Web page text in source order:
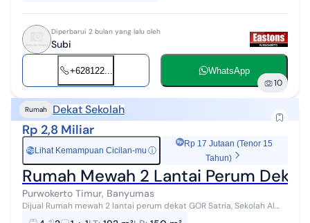
Diperbarui 2 bulan yang lalu oleh
Subi
+628122... WhatsApp
10
Rumah Dekat Sekolah
Rp 2,8 Miliar
Rp Lihat Kemampuan Cicilan-mu ⓘ
Rp 17 Jutaan (Tenor 15
Tahun)
Rumah Mewah 2 Lantai Perum
Purwokerto Timur, Banyumas
Dijual Rumah mewah 2 lantai perum dekat GOR Satria, Sekolah Al
Irsyad, kampus Unsoed, kuliner Mie Gacoan, MC Donald, Dikici, hotel